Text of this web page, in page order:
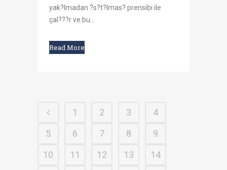
yak?lmadan ?s?t?lmas? prensibi ile
çal???r ve bu...
Read More
1 2 3
4
5
6 7 8
9
10
11 12 13
14